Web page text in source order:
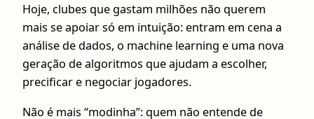
Hoje, clubes que gastam milhões não querem
mais se apoiar só em intuição: entram em cena a
análise de dados, o machine learning e uma nova
geração de algoritmos que ajudam a escolher,
precificar e negociar jogadores.
Não é mais “modinha”: quem não entende de